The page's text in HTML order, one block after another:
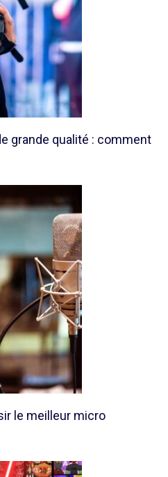
grande qualité : comment
le meilleur micro